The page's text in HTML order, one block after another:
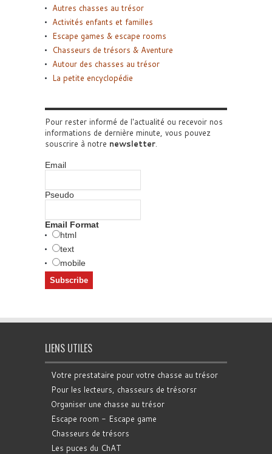
Autres chasses au trésor
Activités enfants et familles
Escape games & escape rooms
Chasseurs de trésors & Aventure
Autour des chasses au trésor
La petite encyclopédie
Pour rester informé de l'actualité ou recevoir nos
informations de dernière minute, vous pouvez
souscrire à notre newsletter
Email
Pseudo
Email Format
html
text
mobile
LIENS UTILES
Votre prestataire pour votre chasse au trésor
Pour les lecteurs, chasseurs de trésorsr
Organiser une chasse au trésor
Escape room - Escape game
Chasseurs de trésors
Les puces du ChAT